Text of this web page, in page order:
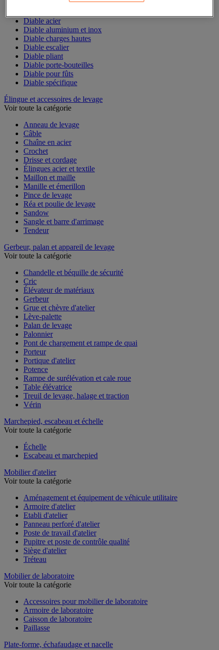
Diable acier
Diable aluminium et inox
Diable charges hautes
Diable escalier
Diable pliant
Diable porte-bouteilles
Diable pour fûts
Diable spécifique
Élingue et accessoires de levage
Voir toute la catégorie
Anneau de levage
Câble
Chaîne en acier
Crochet
Drisse et cordage
Élingues acier et textile
Maillon et maille
Manille et émerillon
Pince de levage
Réa et poulie de levage
Sandow
Sangle et barre d'arrimage
Tendeur
Gerbeur, palan et appareil de levage
Voir toute la catégorie
Chandelle et béquille de sécurité
Cric
Élévateur de matériaux
Gerbeur
Grue et chèvre d'atelier
Lève-palette
Palan de levage
Palonnier
Pont de chargement et rampe de quai
Porteur
Portique d'atelier
Potence
Rampe de surélévation et cale roue
Table élévatrice
Treuil de levage, halage et traction
Vérin
Marchepied, escabeau et échelle
Voir toute la catégorie
Échelle
Escabeau et marchepied
Mobilier d'atelier
Voir toute la catégorie
Aménagement et équipement de véhicule utilitaire
Armoire d'atelier
Etabli d'atelier
Panneau perforé d'atelier
Poste de travail d'atelier
Pupitre et poste de contrôle qualité
Siège d'atelier
Tréteau
Mobilier de laboratoire
Voir toute la catégorie
Accessoires pour mobilier de laboratoire
Armoire de laboratoire
Caisson de laboratoire
Paillasse
Plate-forme, échafaudage et nacelle